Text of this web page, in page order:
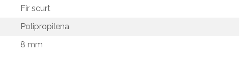
Fir scurt
Polipropilena
8 mm